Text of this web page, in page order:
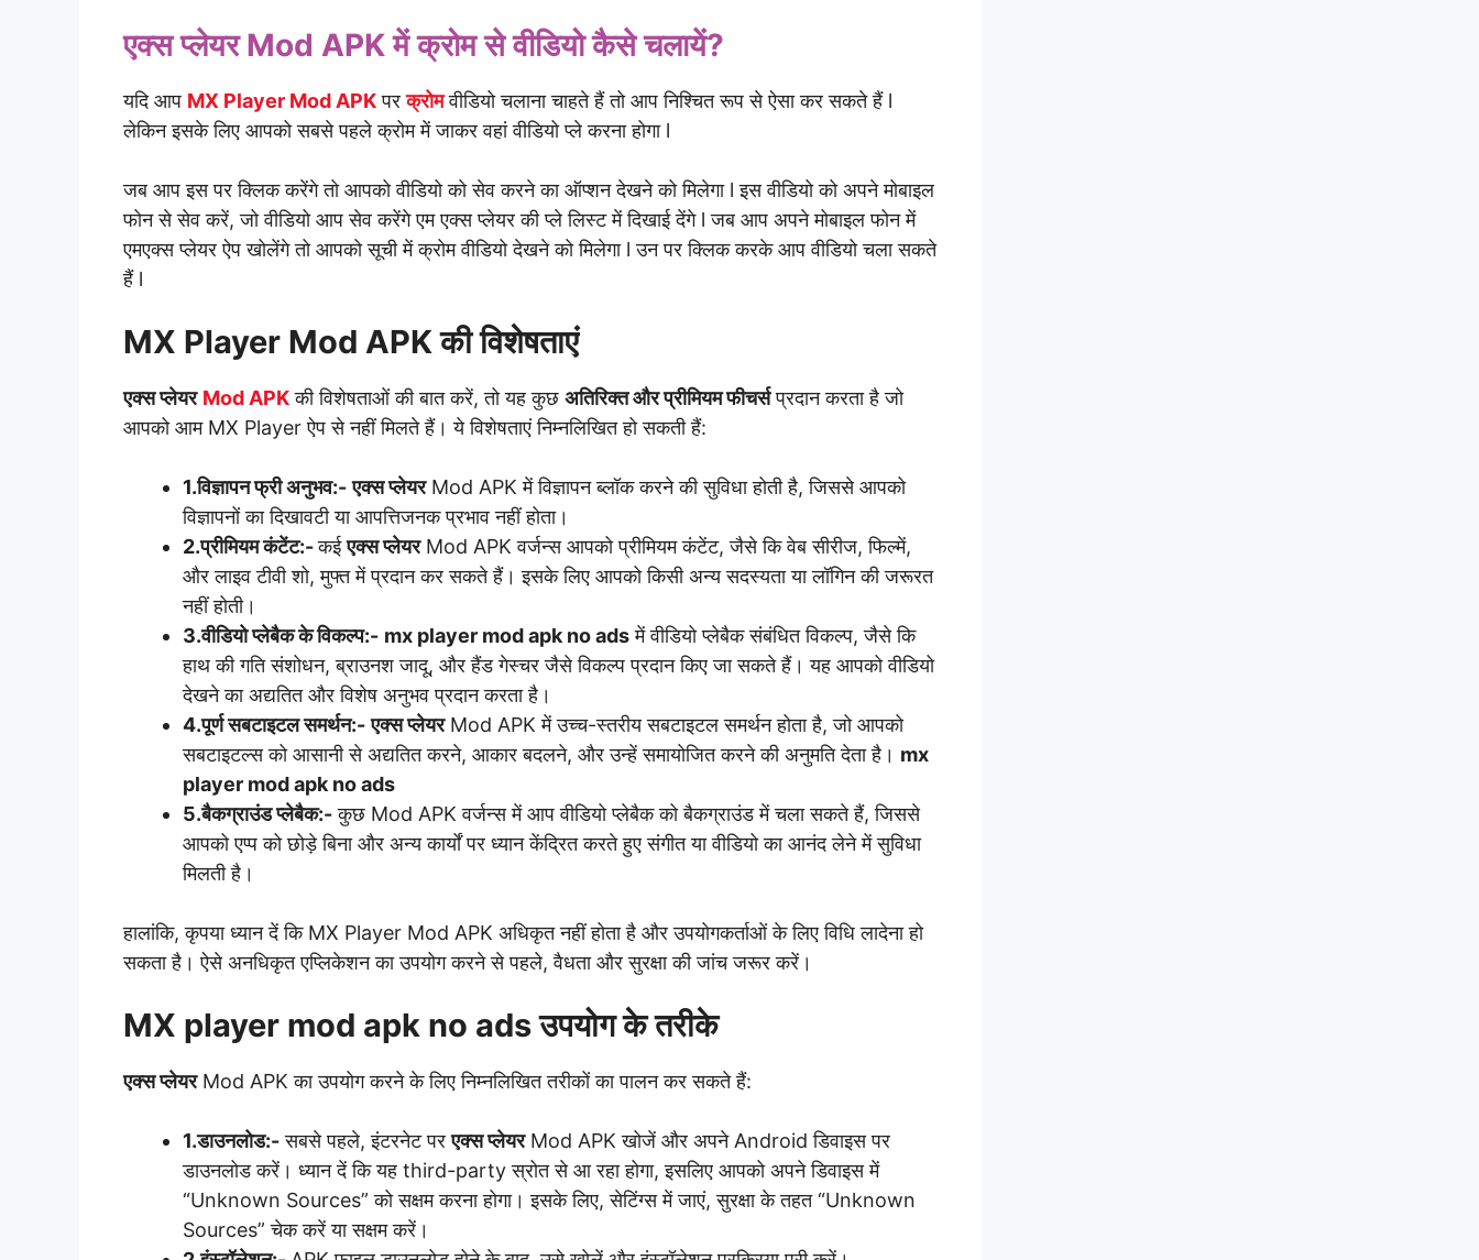
एक्स प्लेयरMod APK में क्रोम से वीडियो कैसे चलायें?
यदि आप MX Player Mod APKपरक्रोमवीडियो चलाना चाहते हैं तो आप निश्चित रूप से ऐसा कर सकते हैं l
लेकिन इसके लिए आपको सबसे पहले क्रोम में जाकर वहां वीडियो प्ले करना होगा l
जब आप इस पर क्लिक करेंगे तो आपको वीडियो को सेव करने का ऑप्शन देखने को मिलेगा l इस वीडियो को अपने मोबाइल
फोन से सेव करें, जो वीडियो आप सेव करेंगे एम एक्स प्लेयर की प्ले लिस्ट में दिखाई देंगे l जब आप अपने मोबाइल फोन में
एमएक्स प्लेयर ऐप खोलेंगे तो आपको सूची में क्रोम वीडियो देखने को मिलेगा l उन पर क्लिक करके आप वीडियो चला सकते
हैं l
MX Player Mod APK की विशेषताएं
एक्स प्लेयर Mod APKकी विशेषताओं की बात करें, तो यह कुछ अतिरिक्त और प्रीमियम फीचर्सप्रदान करता है जो
आपको आम MX Player ऐप से नहीं मिलते हैं। ये विशेषताएं निम्नलिखित हो सकती हैं:
1.विज्ञापन फ्री अनुभव:- एक्स प्लेयरMod APK में विज्ञापन ब्लॉक करने की सुविधा होती है, जिससे आपको
विज्ञापनों का दिखावटी या आपत्तिजनक प्रभाव नहीं होता।
2.प्रीमियम कंटेंट:-कईएक्स प्लेयरMod APK वर्जन्स आपको प्रीमियम कंटेंट, जैसे कि वेब सीरीज, फिल्में,
और लाइव टीवी शो, मुफ्त में प्रदान कर सकते हैं। इसके लिए आपको किसी अन्य सदस्यता या लॉगिन की जरूरत
नहीं होती।
3.वीडियो प्लेबैक के विकल्प:- mx player mod apk no adsमें वीडियो प्लेबैक संबंधित विकल्प, जैसे कि
हाथ की गति संशोधन, ब्राउनश जादू, और हैंड गेस्चर जैसे विकल्प प्रदान किए जा सकते हैं। यह आपको वीडियो
देखने का अद्यतित और विशेष अनुभव प्रदान करता है।
4.पूर्ण सबटाइटल समर्थन:- एक्स प्लेयरMod APK में उच्च-स्तरीय सबटाइटल समर्थन होता है, जो आपको
सबटाइटल्स को आसानी से अद्यतित करने, आकार बदलने, और उन्हें समायोजित करने की अनुमति देता है। mx
player mod apk no ads
5.बैकग्राउंड प्लेबैक:-कुछ Mod APK वर्जन्स में आप वीडियो प्लेबैक को बैकग्राउंड में चला सकते हैं, जिससे
आपको एप्प को छोड़े बिना और अन्य कार्यों पर ध्यान केंद्रित करते हुए संगीत या वीडियो का आनंद लेने में सुविधा
मिलती है।
हालांकि, कृपया ध्यान दें कि MX Player Mod APK अधिकृत नहीं होता है और उपयोगकर्ताओं के लिए विधि लादेना हो
सकता है। ऐसे अनधिकृत एप्लिकेशन का उपयोग करने से पहले, वैधता और सुरक्षा की जांच जरूर करें।
MX player mod apk no adsउपयोग के तरीके
एक्स प्लेयरMod APK का उपयोग करने के लिए निम्नलिखित तरीकों का पालन कर सकते हैं:
1.डाउनलोड:-सबसे पहले, इंटरनेट परएक्स प्लेयरMod APK खोजें और अपने Android डिवाइस पर
डाउनलोड करें। ध्यान दें कि यह third-party स्रोत से आ रहा होगा, इसलिए आपको अपने डिवाइस में
“Unknown Sources” को सक्षम करना होगा। इसके लिए, सेटिंग्स में जाएं, सुरक्षा के तहत “Unknown
Sources” चेक करें या सक्षम करें।